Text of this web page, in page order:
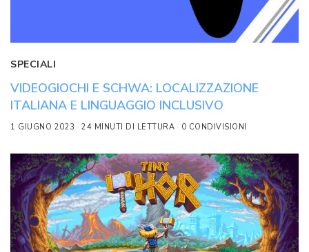
SPECIALI
VIDEOGIOCHI E SCHWA: LOCALIZZAZIONE
ITALIANA E LINGUAGGIO INCLUSIVO
1 GIUGNO 2023 24 MINUTI DI LETTURA 0 CONDIVISIONI